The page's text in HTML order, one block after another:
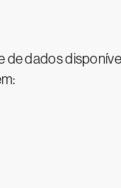
dados